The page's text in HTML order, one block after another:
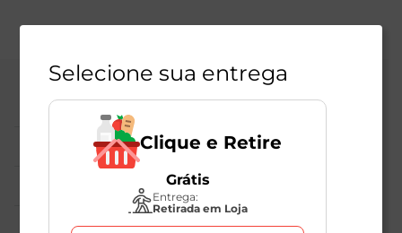
Central de Atendimento
Institucional
Políticas Mambo
Atedimento ao Consumidor
Selecione sua entrega
Clique e Retire
Grátis
Entrega:
Retirada em Loja